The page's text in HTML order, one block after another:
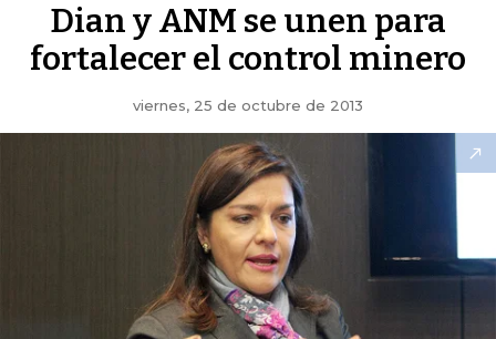
Dian y ANM se unen para
fortalecer el control minero
viernes, 25 de octubre de 2013